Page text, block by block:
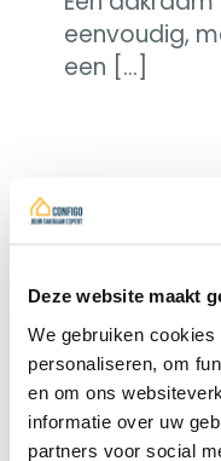
Deze website maakt
We gebruiken
personaliseren, om
en om ons
informatie over uw
partners voor social
eenvoudig,
een […]